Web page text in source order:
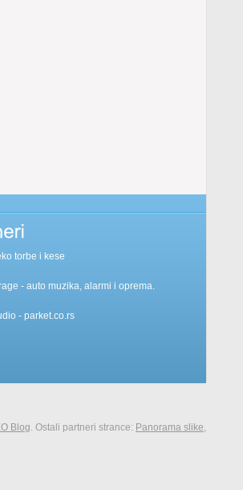
torbe i kese
- auto muzika, alarmi i oprema.
- parket.co.rs
Blog. Ostali partneri strance: Panorama slike,